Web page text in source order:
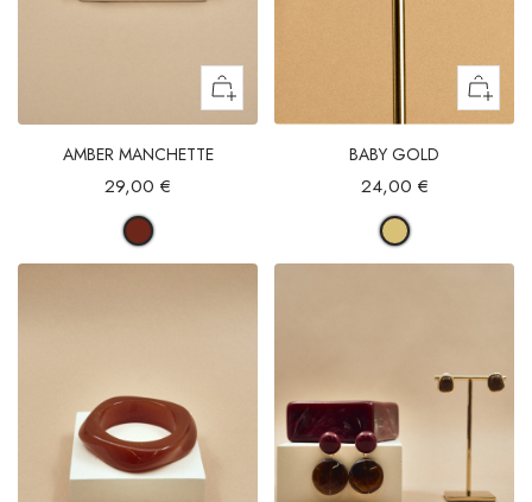
AMBER MANCHETTE
29,00 €
BABY GOLD
24,00 €